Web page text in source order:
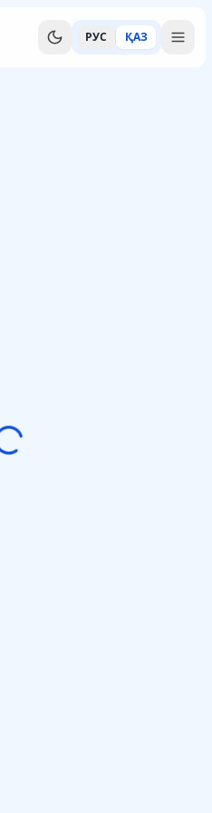
РУС ҚАЗ